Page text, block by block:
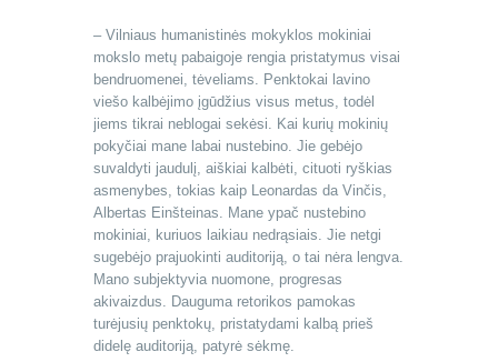
– Vilniaus humanistinės mokyklos mokiniai
mokslo metų pabaigoje rengia pristatymus visai
bendruomenei, tėveliams. Penktokai lavino
viešo kalbėjimo įgūdžius visus metus, todėl
jiems tikrai neblogai sekėsi. Kai kurių mokinių
pokyčiai mane labai nustebino. Jie gebėjo
suvaldyti jaudulį, aiškiai kalbėti, cituoti ryškias
asmenybes, tokias kaip Leonardas da Vinčis,
Albertas Einšteinas. Mane ypač nustebino
mokiniai, kuriuos laikiau nedrąsiais. Jie netgi
sugebėjo prajuokinti auditoriją, o tai nėra lengva.
Mano subjektyvia nuomone, progresas
akivaizdus. Dauguma retorikos pamokas
turėjusių penktokų, pristatydami kalbą prieš
didelę auditoriją, patyrė sėkmę.